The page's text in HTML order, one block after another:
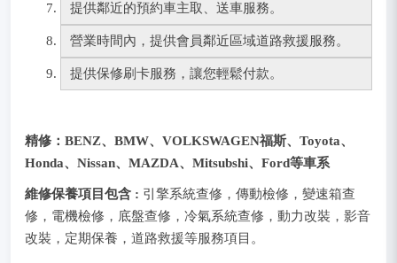
提供鄰近的預約車主取、送車服務。
營業時間內，提供會員鄰近區域道路救援服務。
提供保修刷卡服務，讓您輕鬆付款。
精修： BENZ、BMW、 VOLKSWAGEN福斯、Toyota、
Honda、Nissan、MAZDA、Mitsubshi、Ford等車系
維修保養項目包含 : 引擎系統查修，傳動檢修，變速箱查
修，電機檢修，底盤查修，冷氣系統查修，動力改裝，影音
改裝，定期保養，道路救援等服務項目。